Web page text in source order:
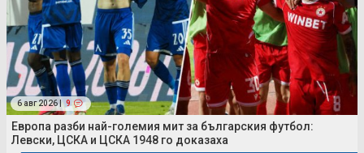
6 авг 2026 | 9
Европа разби най-големия мит за българския футбол:
Левски, ЦСКА и ЦСКА 1948 го доказаха